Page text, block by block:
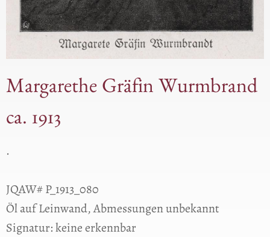
Margarethe Gräfin Wurmbrand
ca. 1913
.
JQAW# P_1913_080
Öl auf Leinwand, Abmessungen unbekannt
Signatur: keine erkennbar